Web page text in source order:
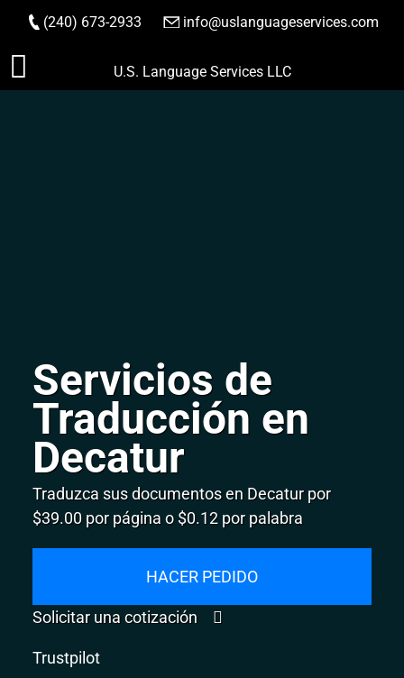
Saltar
(240) 673-2933 info@uslanguageservices.com
HACER PEDIDO
U.S. Language Services LLC
Servicios de
Traducción en
Decatur
Traduzca sus documentos en Decatur por
$39.00 por página o $0.12 por palabra
HACER PEDIDO
Solicitar una cotización
Trustpilot